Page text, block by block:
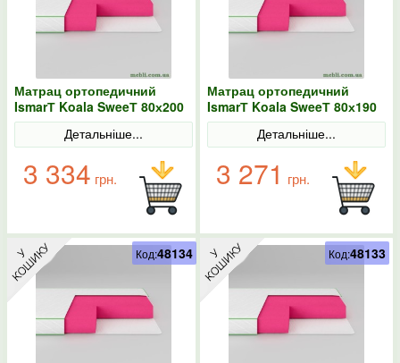
Матрац ортопедичний
IsmarТ Koala SweeТ 80х200
безпружинний
Детальніше...
3 334 грн.
Матрац ортопедичний
IsmarТ Koala SweeТ 80х190
безпружинний
Детальніше...
3 271 грн.
Код:48134 Код:48133